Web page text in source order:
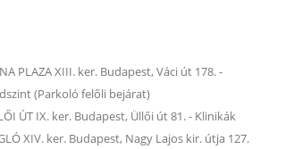
PLAZA XIII. ker. Budapest, Váci út 178. -
(Parkoló felőli bejárat)
ÚT IX. ker. Budapest, Üllői út 81. - Klinikák
XIV. ker. Budapest, Nagy Lajos kir. útja 127.